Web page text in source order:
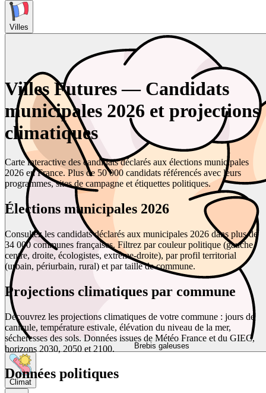
Villes
Brebis galeuses
Climat
Villes Futures — Candidats
municipales 2026 et projections
climatiques
Carte interactive des candidats déclarés aux élections municipales
2026 en France. Plus de 50 000 candidats référencés avec leurs
programmes, sites de campagne et étiquettes politiques.
Élections municipales 2026
Consultez les candidats déclarés aux municipales 2026 dans plus de
34 000 communes françaises. Filtrez par couleur politique (gauche,
centre, droite, écologistes, extrême-droite), par profil territorial
(urbain, périurbain, rural) et par taille de commune.
Projections climatiques par commune
Découvrez les projections climatiques de votre commune : jours de
canicule, température estivale, élévation du niveau de la mer,
sécheresses des sols. Données issues de Météo France et du GIEC,
horizons 2030, 2050 et 2100.
Données politiques